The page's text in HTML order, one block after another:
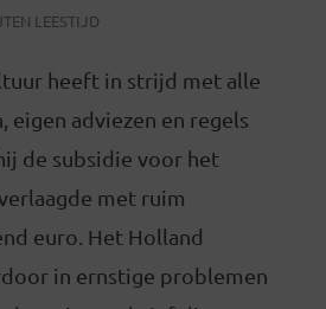
LEESTIJD
heeft in strijd met alle
eigen adviezen en regels
de subsidie voor het
met ruim
euro. Het Holland
in ernstige problemen